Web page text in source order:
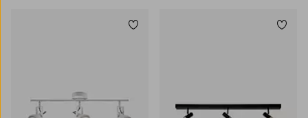
Tilføj til favoritter